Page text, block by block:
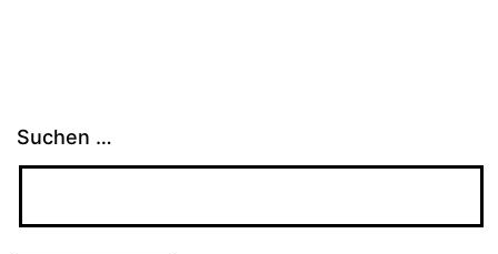
Suchen …